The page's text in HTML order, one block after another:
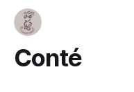
Conté